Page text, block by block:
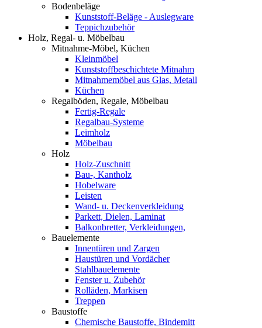
Bodenbeläge
Kunststoff-Beläge - Auslegware
Teppichzubehör
Holz, Regal- u. Möbelbau
Mitnahme-Möbel, Küchen
Kleinmöbel
Kunststoffbeschichtete Mitnahm
Mitnahmemöbel aus Glas, Metall
Küchen
Regalböden, Regale, Möbelbau
Fertig-Regale
Regalbau-Systeme
Leimholz
Möbelbau
Holz
Holz-Zuschnitt
Bau-, Kantholz
Hobelware
Leisten
Wand- u. Deckenverkleidung
Parkett, Dielen, Laminat
Balkonbretter, Verkleidungen,
Bauelemente
Innentüren und Zargen
Haustüren und Vordächer
Stahlbauelemente
Fenster u. Zubehör
Rolläden, Markisen
Treppen
Baustoffe
Chemische Baustoffe, Bindemitt